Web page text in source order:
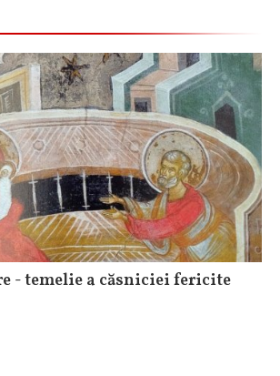
- temelie a căsniciei fericite